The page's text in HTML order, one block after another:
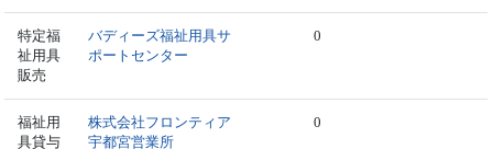
特定福
祉用具
販売
バディーズ福祉用具サ
ポートセンター
0
福祉用
具貸与
株式会社フロンティア
宇都宮営業所
0